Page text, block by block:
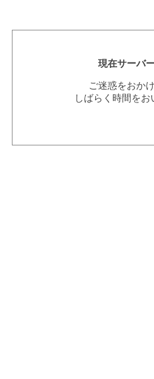
現在サーバ
ご迷惑をおか
しばらく時間を